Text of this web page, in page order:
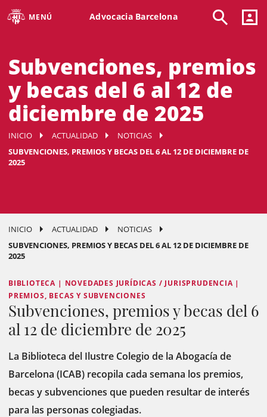
MENÚ Advocacia Barcelona
Subvenciones, premios
y becas del 6 al 12 de
diciembre de 2025
INICIO ACTUALIDAD
NOTICIAS
SUBVENCIONES, PREMIOS Y BECAS DEL 6 AL 12 DE DICIEMBRE DE
2025
INICIO ACTUALIDAD
NOTICIAS
SUBVENCIONES, PREMIOS Y BECAS DEL 6 AL 12 DE DICIEMBRE DE
2025
BIBLIOTECA | NOVEDADES JURÍDICAS / JURISPRUDENCIA |
PREMIOS, BECAS Y SUBVENCIONES
Subvenciones, premios y becas del 6
al 12 de diciembre de 2025
La Biblioteca del Ilustre Colegio de la Abogacía de
Barcelona (ICAB) recopila cada semana los premios,
becas y subvenciones que pueden resultar de interés
para las personas colegiadas.